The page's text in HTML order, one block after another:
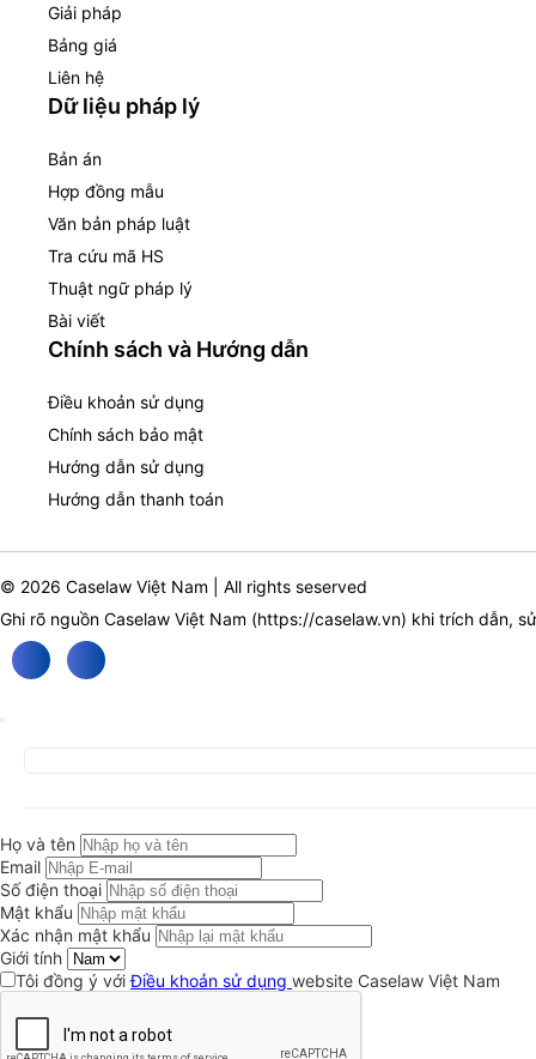
Giải pháp
Bảng giá
Liên hệ
Dữ liệu pháp lý
Bản án
Hợp đồng mẫu
Văn bản pháp luật
Tra cứu mã HS
Thuật ngữ pháp lý
Bài viết
Chính sách và Hướng dẫn
Điều khoản sử dụng
Chính sách bảo mật
Hướng dẫn sử dụng
Hướng dẫn thanh toán
© 2026 Caselaw Việt Nam | All rights seserved
Ghi rõ nguồn Caselaw Việt Nam (https://caselaw.vn) khi trích dẫn,
Họ và tên
Email
Số điện thoại
Mật khẩu
Xác nhận mật khẩu
Giới tính
Tôi đồng ý vớiĐiều khoản sử dụng website Caselaw Việt Nam